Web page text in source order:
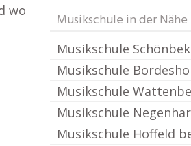
wo
Musikschule in der Nähe
Musikschule
Musikschule
Musikschule
Musikschule
Musikschule Hoffeld